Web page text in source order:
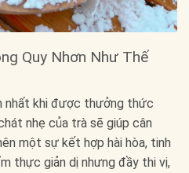
Quy Nhơn Như Thế
nhất khi được thưởng thức
nhẹ của trà sẽ giúp cân
một sự kết hợp hài hòa, tinh
thực giản dị nhưng đầy thi vị,